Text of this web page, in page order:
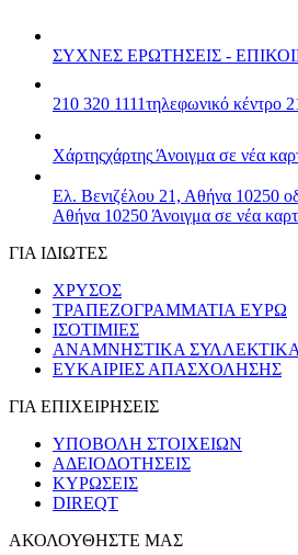
ΣΥΧΝΕΣ ΕΡΩΤΗΣΕΙΣ -
210 320 1111τηλεφωνικό κέντρο
Χάρτηςχάρτης Άνοιγμα σε νέα
Ελ. Βενιζέλου 21, Αθήνα 10250
Αθήνα 10250 Άνοιγμα σε νέα
ΓΙΑ ΙΔΙΩΤΕΣ
ΧΡΥΣΟΣ
ΤΡΑΠΕΖΟΓΡΑΜΜΑΤΙΑ ΕΥΡΩ
ΙΣΟΤΙΜΙΕΣ
ΑΝΑΜΝΗΣΤΙΚΑ ΣΥΛΛΕΚΤΙΚΑ
ΕΥΚΑΙΡΙΕΣ ΑΠΑΣΧΟΛΗΣΗΣ
ΓΙΑ ΕΠΙΧΕΙΡΗΣΕΙΣ
ΥΠΟΒΟΛΗ ΣΤΟΙΧΕΙΩΝ
ΑΔΕΙΟΔΟΤΗΣΕΙΣ
ΚΥΡΩΣΕΙΣ
DIREQT
ΑΚΟΛΟΥΘΗΣΤΕ ΜΑΣ